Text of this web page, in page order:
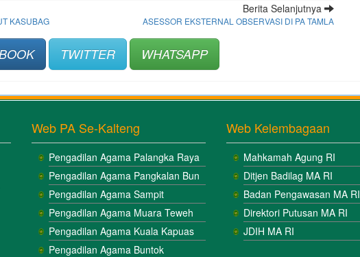
KASUBAG
Berita Selanjutnya
ASESSOR EKSTERNAL OBSERVASI DI PA TAMLA
TWITTER WHATSAPP
Web PA Se-Kalteng
Pengadilan Agama Palangka Raya
Pengadilan Agama Pangkalan Bun
Pengadilan Agama Sampit
Pengadilan Agama Muara Teweh
Pengadilan Agama Kuala Kapuas
Pengadilan Agama Buntok
Web Kelembagaan
Mahkamah Agung RI
Ditjen Badilag MA RI
Badan Pengawasan MA RI
Direktori Putusan MA RI
JDIH MA RI